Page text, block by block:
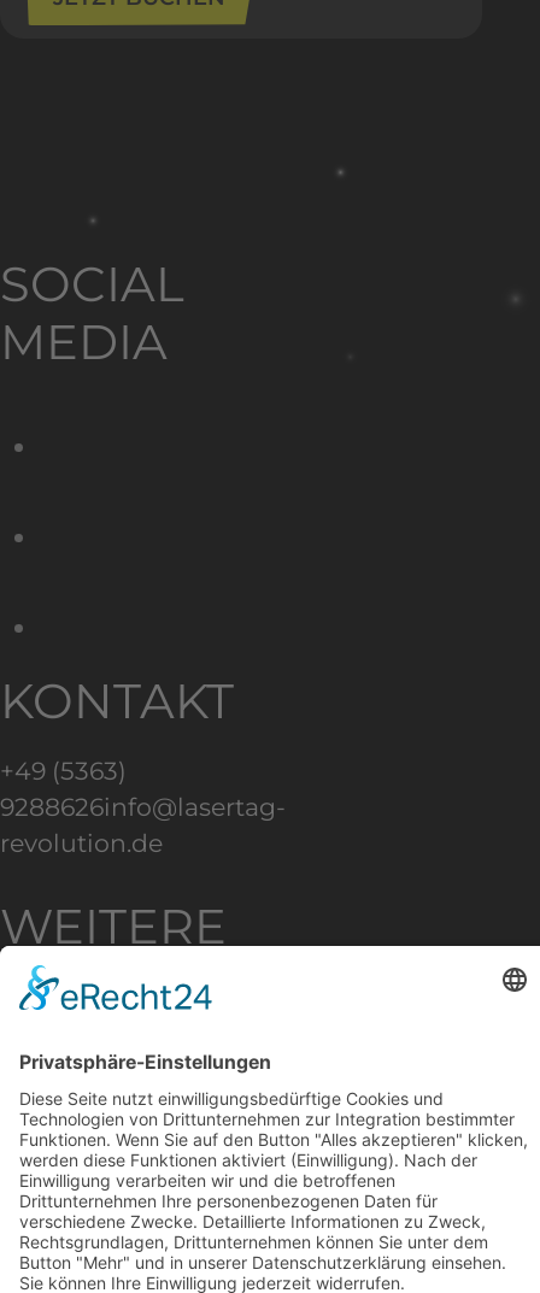
SOCIAL
MEDIA
KONTAKT
+49 (5363)
9288626info@lasertag-
revolution.de
WEITERE
INFOS
✦ Impressum✦
Datenschutz ✦ Download✦
Karriere
KOMMT ZU
UNS